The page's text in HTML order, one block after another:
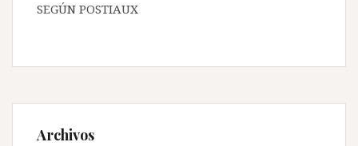
SEGÚN POSTIAUX
Archivos